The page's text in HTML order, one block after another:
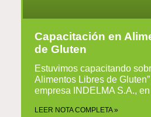
Capacitación en
de Gluten
Estuvimos capacitando
Alimentos Libres de
empresa INDELMA S.A.,
LEER NOTA COMPLETA »